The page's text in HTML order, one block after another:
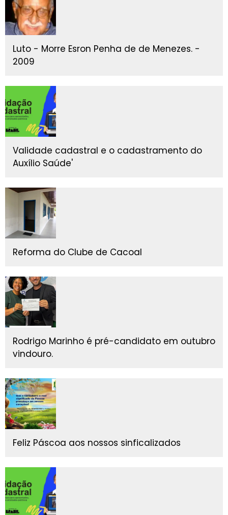
Luto - Morre Esron Penha de de Menezes. -
2009
Validade cadastral e o cadastramento do
Auxílio Saúde'
Reforma do Clube de Cacoal
Rodrigo Marinho é pré-candidato em outubro
vindouro.
Feliz Páscoa aos nossos sinficalizados